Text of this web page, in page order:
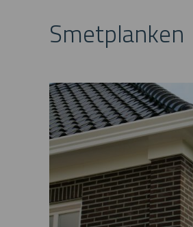
Smetplanken